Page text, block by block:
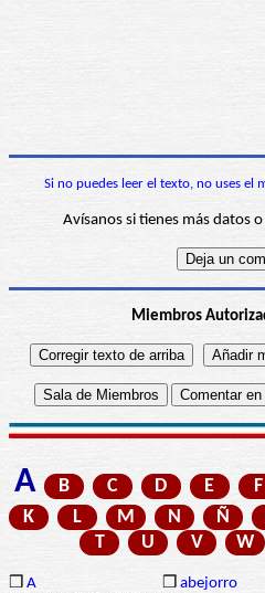
Si no puedes leer el texto, no uses el
Avísanos si tienes más datos
Miembros
A B C D E F
K
L M N Ñ
T
U V W
❒ A ❒ abejorro